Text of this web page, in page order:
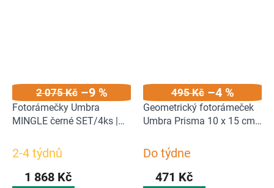
2 075 Kč –9 %
Fotorámečky Umbra
MINGLE černé SET/4ks |
2-4 týdnů
1 868 Kč
495 Kč –4 %
Geometrický fotorámeček
Umbra Prisma 10 x 15 cm |
Do týdne
471 Kč